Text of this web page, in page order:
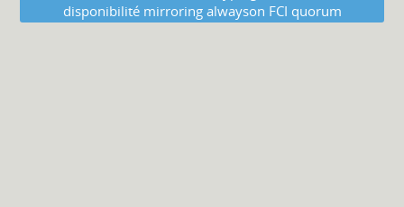
disponibilité mirroring alwayson FCI quorum